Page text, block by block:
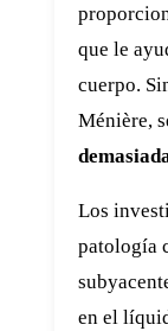
que le
cuerpo.
Ménière,
Los
patología
en el